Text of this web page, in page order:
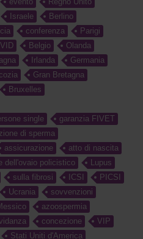
Israele
Berlino
conferenza
Parigi
Belgio
Olanda
Irlanda
Germania
Gran Bretagna
Bruxelles
single
garanzia FIVET
di sperma
assicurazione
atto di nascita
dell'ovaio policistico
Lupus
sulla fibrosi ICSI
PICSI
Ucrania
sovvenzioni
azoospermia
concezione
VIP
Stati Uniti d'America